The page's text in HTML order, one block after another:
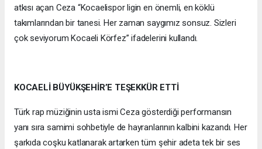
atkısı açan Ceza “Kocaelispor ligin en önemli, en köklü
takımlarından bir tanesi. Her zaman saygımız sonsuz. Sizleri
çok seviyorum Kocaeli Körfez” ifadelerini kullandı.
KOCAELİ BÜYÜKŞEHİR’E TEŞEKKÜR ETTİ
Türk rap müziğinin usta ismi Ceza gösterdiği performansın
yanı sıra samimi sohbetiyle de hayranlarının kalbini kazandı. Her
şarkıda coşku katlanarak artarken tüm şehir adeta tek bir ses